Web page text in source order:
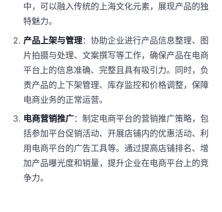
中，可以融入传统的上海文化元素，展现产品的独
特魅力。
产品上架与管理：协助企业进行产品信息整理、图
片拍摄与处理、文案撰写等工作，确保产品在电商
平台上的信息准确、完整且具有吸引力。同时，负
责产品的上下架管理、库存监控和价格调整，保障
电商业务的正常运营。
电商营销推广：制定电商平台的营销推广策略，包
括参加平台促销活动、开展店铺内的优惠活动、利
用电商平台的广告工具等。通过提高店铺排名、增
加产品曝光度和销量，提升企业在电商平台上的竞
争力。